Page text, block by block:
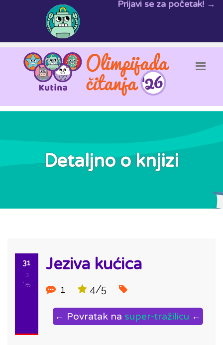
Prijavi se za početak! →
Detaljno o knjizi
31
3
'25
Jeziva kućica
1 4/5
← Povratak na super-tražilicu ←